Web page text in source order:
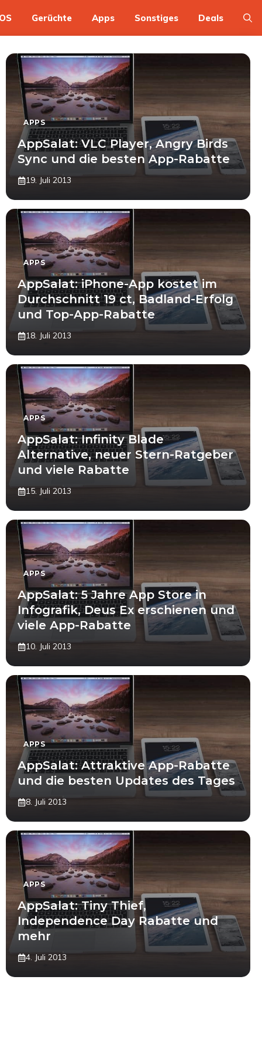
OS Gerüchte Apps Sonstiges Deals
APPS
AppSalat: VLC Player, Angry Birds
Sync und die besten App-Rabatte
19. Juli 2013
APPS
AppSalat: iPhone-App kostet im
Durchschnitt 19 ct, Badland-Erfolg
und Top-App-Rabatte
18. Juli 2013
APPS
AppSalat: Infinity Blade
Alternative, neuer Stern-Ratgeber
und viele Rabatte
15. Juli 2013
APPS
AppSalat: 5 Jahre App Store in
Infografik, Deus Ex erschienen und
viele App-Rabatte
10. Juli 2013
APPS
AppSalat: Attraktive App-Rabatte
und die besten Updates des Tages
8. Juli 2013
APPS
AppSalat: Tiny Thief,
Independence Day Rabatte und
mehr
4. Juli 2013